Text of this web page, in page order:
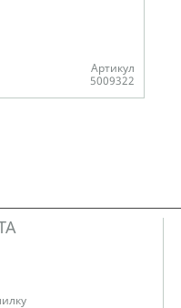
Артикул
5009322